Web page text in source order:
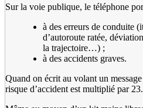
Sur la voie publique, le téléphone
à des erreurs de conduite
d’autoroute ratée,
la trajectoire…) ;
à des accidents graves.
Quand on écrit au volant un
risque d’accident est multiplié par 23.